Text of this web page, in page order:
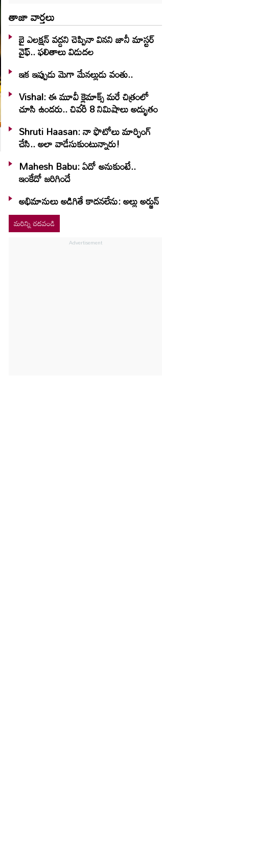
తాజా వార్తలు
బై ఎలక్షన్ వద్దని చెప్పినా వినని జానీ మాస్టర్
వైఫ్.. ఫలితాలు విడుదల
ఇక ఇప్పుడు మెగా మేనల్లుడు వంతు..
Vishal: ఈ మూవీ క్లైమాక్స్ మరే చిత్రంలో
చూసి ఉండరు.. చివరి 8 నిమిషాలు అద్భుతం
Shruti Haasan: నా ఫొటోలు మార్ఫింగ్
చేసి.. అలా వాడేసుకుంటున్నారు!
Mahesh Babu: ఏదో అనుకుంటే..
ఇంకేదో జరిగిందే
అభిమానులు అడిగితే కాదనలేను: అల్లు అర్జున్
మరిన్ని చదవండి